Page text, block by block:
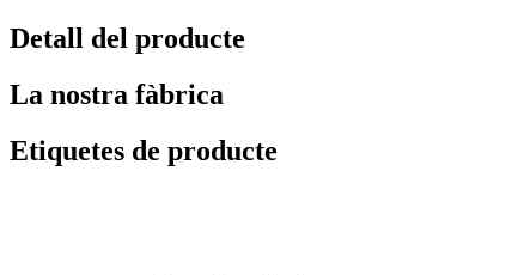
Detall del producte
La nostra fàbrica
Etiquetes de producte